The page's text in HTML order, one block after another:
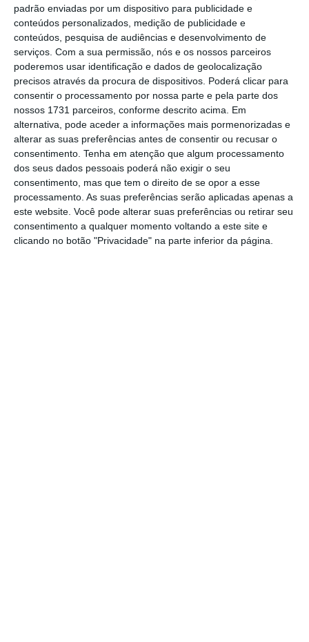
padrão enviadas por um dispositivo para publicidade e
conteúdos personalizados, medição de publicidade e
conteúdos, pesquisa de audiências e desenvolvimento de
serviços. Com a sua permissão, nós e os nossos parceiros
poderemos usar identificação e dados de geolocalização
precisos através da procura de dispositivos. Poderá clicar para
consentir o processamento por nossa parte e pela parte dos
nossos 1731 parceiros, conforme descrito acima. Em
alternativa, pode aceder a informações mais pormenorizadas e
alterar as suas preferências antes de consentir ou recusar o
consentimento. Tenha em atenção que algum processamento
dos seus dados pessoais poderá não exigir o seu
consentimento, mas que tem o direito de se opor a esse
processamento. As suas preferências serão aplicadas apenas a
este website. Você pode alterar suas preferências ou retirar seu
consentimento a qualquer momento voltando a este site e
clicando no botão "Privacidade" na parte inferior da página.
documentação pedida ao Banco de Portugal,
à CGD e à Comissão do Mercado de Valores
Mobiliários (CMVM). Assim, para o PSD, “a
comissão de inquérito ainda não terminou” e
“não é possível retirar conclusões válidas
nem consequências dos factos apurados”.
Relatório final da CGD já admite pressões e erros
de gestão
Ler Mais
O líder parlamentar do PSD deixa por isso em